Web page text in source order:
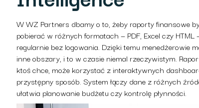
W WZ Partners dbamy o to, żeby raporty finansowe
pobierać w różnych formatach — PDF, Excel czy
regularnie bez logowania. Dzięki temu menedżerowie
inne obszary, i to w czasie niemal rzeczywistym.
ktoś chce, może korzystać z interaktywnych
przystępny sposób. System łączy dane z różnych
ułatwia planowanie budżetu czy kontrolę płynności.